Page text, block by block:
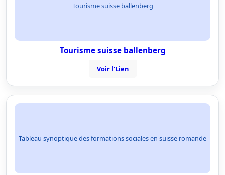
Tourisme suisse ballenberg
Tourisme suisse ballenberg
Voir l'Lien
Tableau synoptique des formations sociales en suisse romande